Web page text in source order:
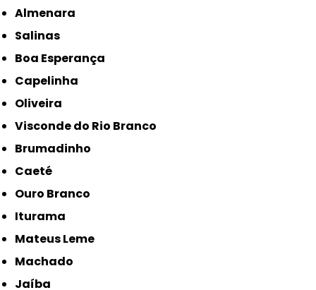
Almenara
Salinas
Boa Esperança
Capelinha
Oliveira
Visconde do Rio Branco
Brumadinho
Caeté
Ouro Branco
Iturama
Mateus Leme
Machado
Jaíba